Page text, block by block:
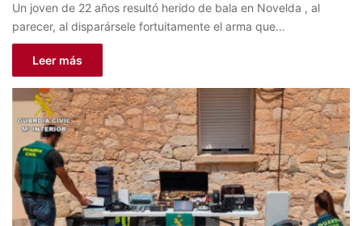
Un joven de 22 años resultó herido de bala en Novelda , al
parecer, al disparársele fortuitamente el arma que…
Leer más